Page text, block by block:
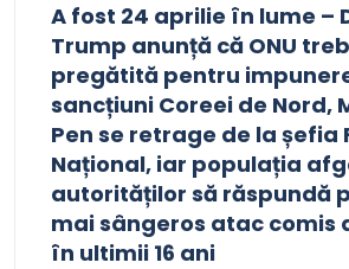
A fost 24 aprilie în lume –
Trump anunță că ONU
pregătită pentru
sancțiuni Coreei de Nord,
Pen se retrage de la șefia
Național, iar populația
autorităților să răspundă
mai sângeros atac comis
în ultimii 16 ani